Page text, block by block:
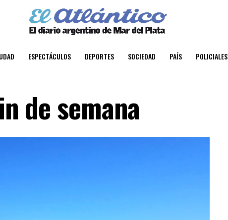
ESPECTÁCULOS DEPORTES SOCIEDAD PAÍS POLICIALES
de semana